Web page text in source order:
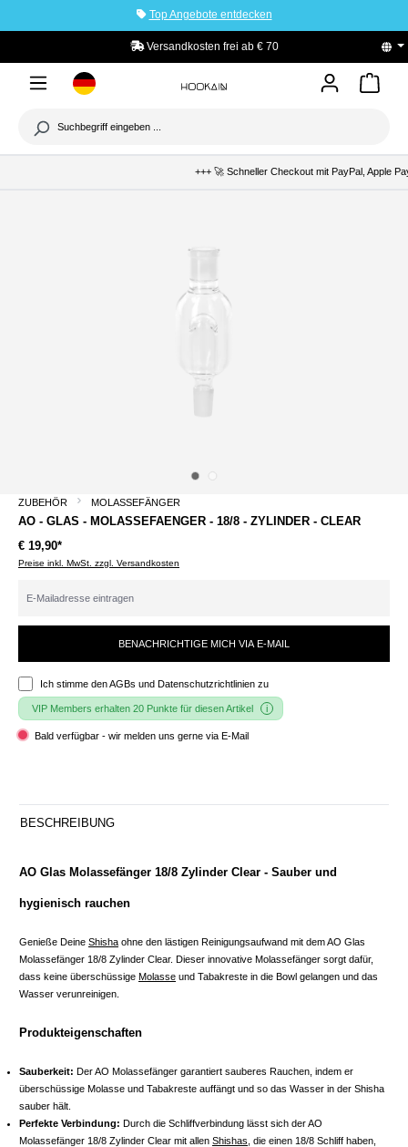
Top Angebote entdecken
PayPal Käuferschutz
+++ 🚀 Schneller Checkout mit PayPal, Apple
ZUBEHÖR MOLASSEFÄNGER
AO - GLAS - MOLASSEFAENGER - 18/8 - ZYLINDER - CLEAR
€ 19,90*
Preise inkl. MwSt. zzgl. Versandkosten
BENACHRICHTIGE MICH VIA E-MAIL
Ich stimme denAGBs und Datenschutzrichtlinien zu
VIP Members erhalten 20 Punkte für diesen Artikel
Bald verfügbar - wir melden uns gerne via E-Mail
BESCHREIBUNG
AO Glas Molassefänger 18/8 Zylinder Clear - Sauber und
hygienisch rauchen
Genieße Deine Shisha ohne den lästigen Reinigungsaufwand mit dem AO Glas
Molassefänger 18/8 Zylinder Clear. Dieser innovative Molassefänger sorgt dafür,
dass keine überschüssige Molasse und Tabakreste in die Bowl gelangen und das
Wasser verunreinigen.
Produkteigenschaften
Sauberkeit: Der AO Molassefänger garantiert sauberes Rauchen, indem er
überschüssige Molasse und Tabakreste auffängt und so das Wasser in der Shisha
sauber hält.
Perfekte Verbindung: Durch die Schliffverbindung lässt sich der AO
Molassefänger 18/8 Zylinder Clear mit allen Shishas , die einen 18/8 Schliff haben,